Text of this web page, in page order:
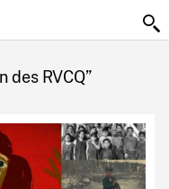
des RVCQ”